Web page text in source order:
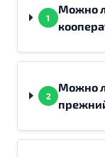
1
Можно
2
Можно